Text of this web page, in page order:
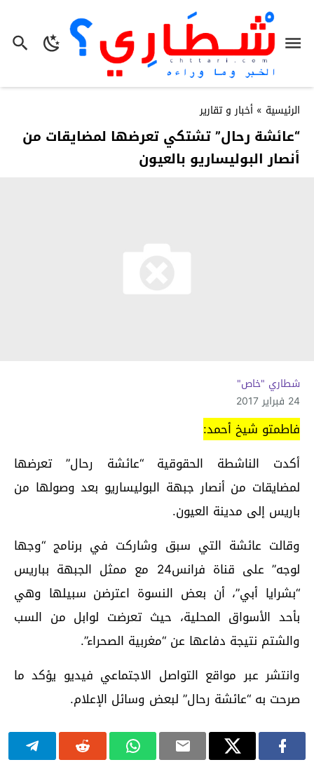
الرئيسية » أخبار و تقارير
“عائشة رحال” تشتكي تعرضها لمضايقات من
أنصار البوليساريو بالعيون
شطاري "خاص"
24 فبراير 2017
فاطمتو شيخ أحمد:
أكدت الناشطة الحقوقية “عائشة رحال” تعرضها
لمضايقات من أنصار جبهة البوليساريو بعد وصولها من
باريس إلى مدينة العيون.
وقالت عائشة التي سبق وشاركت في برنامج “وجها
لوجه” على قناة فرانس24 مع ممثل الجبهة بباريس
“بشرايا أبي”، أن بعض النسوة اعترضن سبيلها وهي
بأحد الأسواق المحلية، حيث تعرضت لوابل من السب
والشتم نتيجة دفاعها عن “مغربية الصحراء”.
وانتشر عبر مواقع التواصل الاجتماعي فيديو يؤكد ما
صرحت به “عائشة رحال” لبعض وسائل الإعلام.